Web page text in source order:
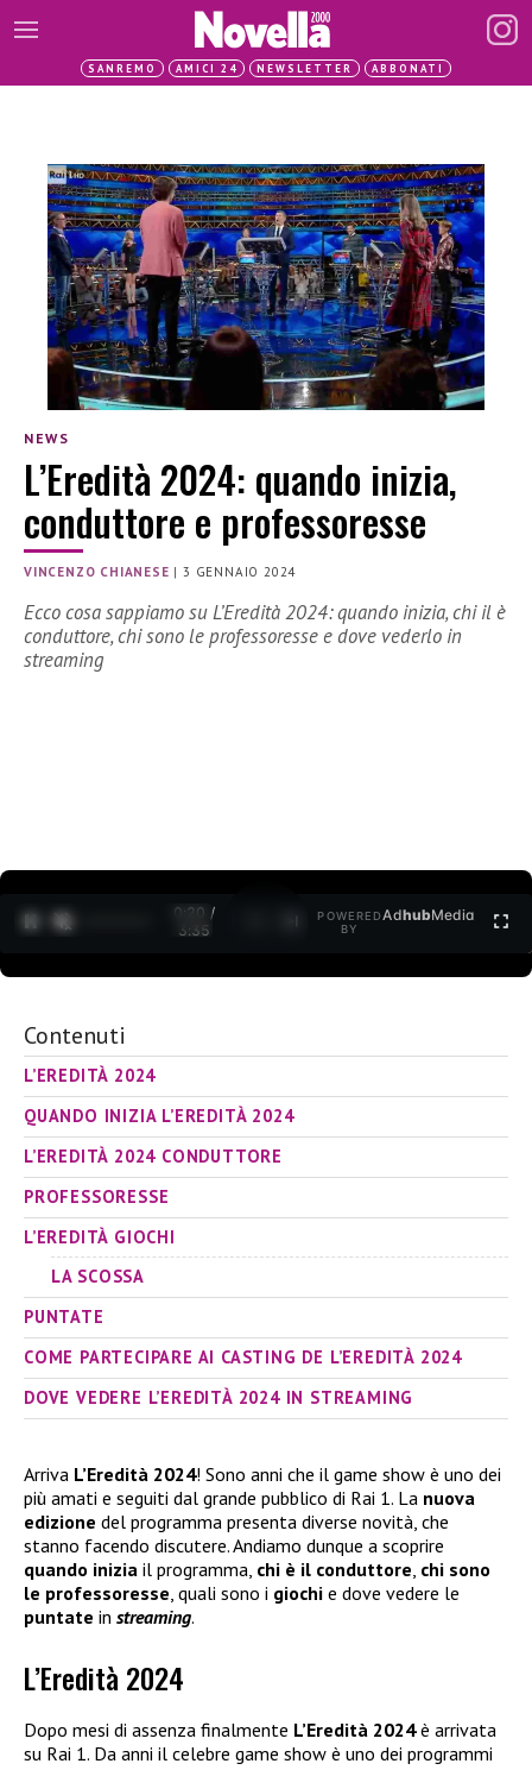
SANREMO AMICI 24 NEWSLETTER ABBONATI
NEWS
L’Eredità 2024: quando inizia,
conduttore e professoresse
VINCENZO CHIANESE |3 GENNAIO 2024
Ecco cosa sappiamo su L’Eredità 2024: quando inizia, chi il è
conduttore, chi sono le professoresse e dove vederlo in
streaming
0:21 /
3:35
POWERED
BY
AdhubMedia
Contenuti
L’EREDITÀ 2024
QUANDO INIZIA L’EREDITÀ 2024
L’EREDITÀ 2024 CONDUTTORE
PROFESSORESSE
L’EREDITÀ GIOCHI
LA SCOSSA
PUNTATE
COME PARTECIPARE AI CASTING DE L’EREDITÀ 2024
DOVE VEDERE L’EREDITÀ 2024 IN STREAMING
Arriva L’Eredità 2024! Sono anni che il game show è uno dei
più amati e seguiti dal grande pubblico di Rai 1. La nuova
edizione del programma presenta diverse novità, che
stanno facendo discutere. Andiamo dunque a scoprire
quando inizia il programma, chi è il conduttore, chi sono
le professoresse, quali sono i giochi e dove vedere le
puntate in streaming.
L’Eredità 2024
Dopo mesi di assenza finalmente L’Eredità 2024è arrivata
su Rai 1. Da anni il celebre game show è uno dei programmi